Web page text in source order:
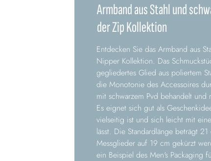
Armband aus Stahl und
der Zip Kollektion
Entdecken Sie das Armband aus
Nipper Kollektion. Das
gegliedertes Glied aus poliertem
die Monotonie des Accessoires
mit schwarzem Pvd behandelt
Es eignet sich gut als
vielseitig ist und sich leicht mit
lässt. Die Standardlänge beträgt
Messglieder auf 19 cm gekürzt
ein Beispiel des Men's Packaging